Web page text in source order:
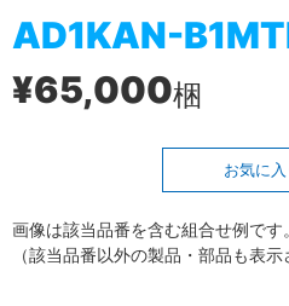
AD1KAN-
¥65,000梱
お気に入
画像は該当品番を含む組合せ例です。
（該当品番以外の製品・部品も表示